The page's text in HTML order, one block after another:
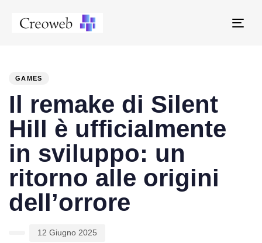
GAMES
Il remake di Silent
Hill è ufficialmente
in sviluppo: un
ritorno alle origini
dell’orrore
12 Giugno 2025